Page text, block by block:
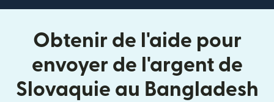
Obtenir de l'aide pour
envoyer de l'argent de
Slovaquie au Bangladesh